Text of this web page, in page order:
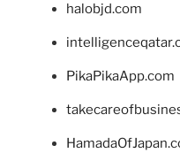
halobjd.com
PikaPikaApp.com